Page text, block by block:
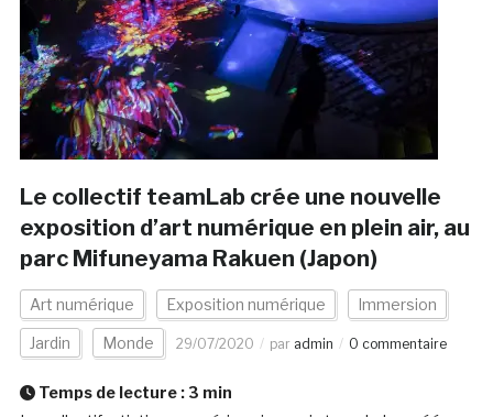
Le collectif teamLab crée une nouvelle
exposition d’art numérique en plein air, au
parc Mifuneyama Rakuen (Japon)
Art numérique Exposition numérique Immersion
Jardin Monde 29/07/2020 par admin 0 commentaire
Temps de lecture : 3 min